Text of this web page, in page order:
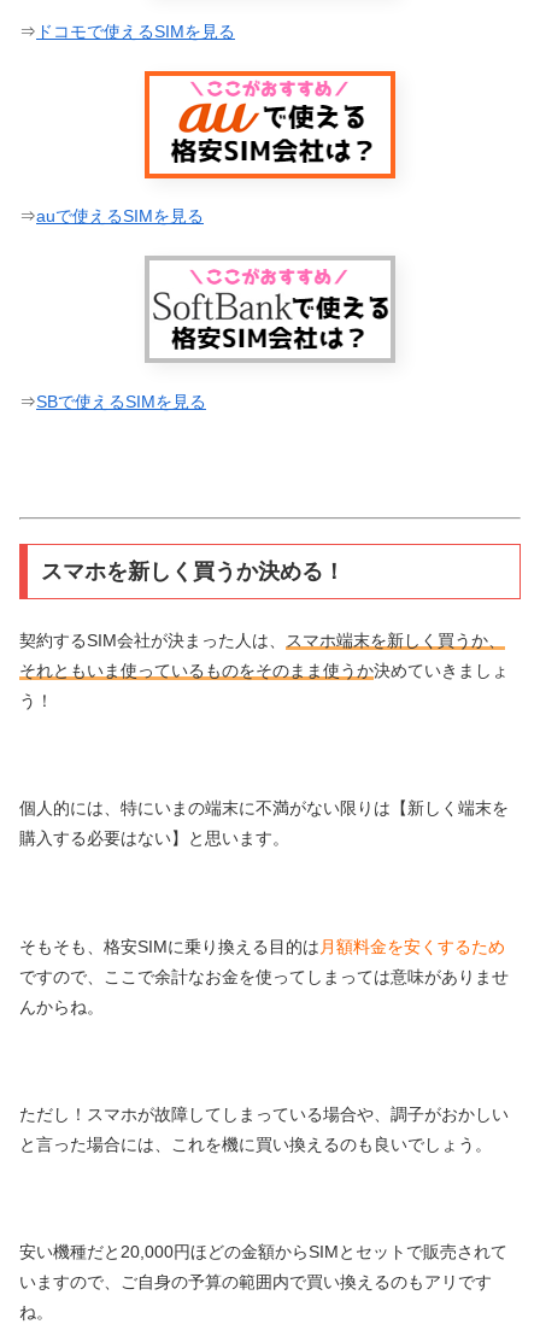
⇒ ドコモで使えるSIMを見る
⇒auで使えるSIMを見る
⇒SBで使えるSIMを見る
スマホを新しく買うか決める！
契約するSIM会社が決まった人は、
スマホ端末を新しく買うか、
それともいま使っているものをそのまま使うか決めていきましょ
う！
個人的には、特にいまの端末に不満がない限りは【新しく端末を
購入する必要はない】と思います。
そもそも、格安SIMに乗り換える目的は 月額料金を安くするため
ですので、ここで余計なお金を使ってしまっては意味がありませ
んからね。
ただし！スマホが故障してしまっている場合や、調子がおかしい
と言った場合には、これを機に買い換えるのも良いでしょう。
安い機種だと20,000円ほどの金額からSIMとセットで販売されて
いますので、ご自身の予算の範囲内で買い換えるのもアリです
ね。